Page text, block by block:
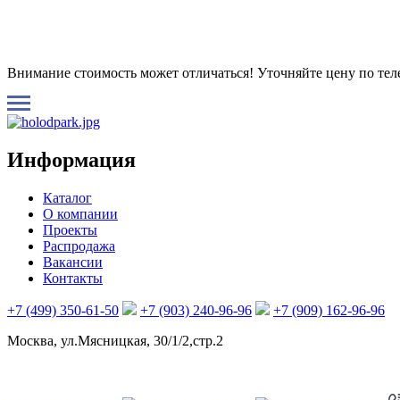
Внимание стоимость может отличаться! Уточняйте цену по
Информация
Каталог
О компании
Проекты
Распродажа
Вакансии
Контакты
+7 (499) 350-61-50 +7 (903) 240-96-96
+7 (909) 162-96-96
Москва, ул.Мясницкая, 30/1/2,стр.2